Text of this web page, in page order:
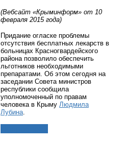
(Вебсайт «Крыминформ» от 10
февраля 2015 года)
Придание огласке проблемы
отсутствия бесплатных лекарств в
больницах Красногвардейского
района позволило обеспечить
льготников необходимыми
препаратами. Об этом сегодня на
заседании Совета министров
республики сообщила
уполномоченный по правам
человека в Крыму Людмила
Лубина